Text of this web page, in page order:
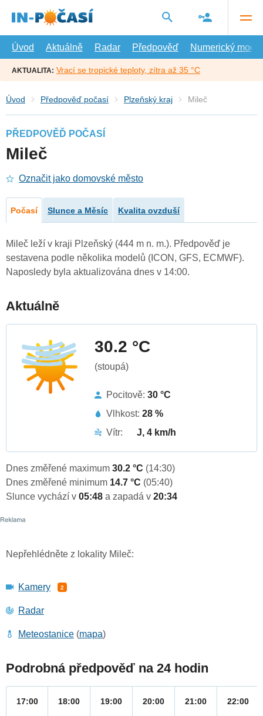
hlavní
Úvod
Aktuálně Radar Předpověď Numerický model
AKTUALITA: Vrací se tropické teploty, zítra až 35 °C
Úvod Předpověď počasí Plzeňský kraj Mileč
PŘEDPOVĚĎ POČASÍ
Mileč
Označit jako domovské město
Počasí Slunce a Měsíc Kvalita ovzduší
Mileč leží v kraji Plzeňský (444 m n. m.). Předpověď je
sestavena podle několika modelů (ICON, GFS, ECMWF).
Naposledy byla aktualizována dnes v 14:00.
Aktuálně
30.2 °C
(stoupá)
Pocitově: 30 °C
Vlhkost: 28 %
Vítr:
J, 4 km/h
Dnes změřené maximum 30.2 °C (14:30)
Dnes změřené minimum 14.7 °C (05:40)
Slunce vychází v 05:48 a zapadá v 20:34
Nepřehlédněte z lokality Mileč:
Kamery 2
Radar
Meteostanice (mapa)
Podrobná předpověď na 24 hodin
17:00 18:00 19:00 20:00 21:00 22:00